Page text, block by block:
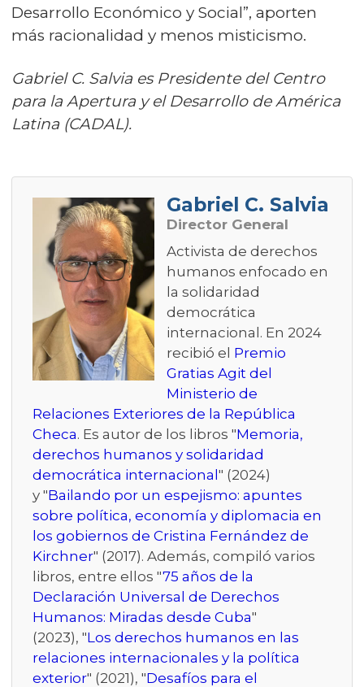
Desarrollo Económico y Social”, aporten
más racionalidad y menos misticismo.
Gabriel C. Salvia es Presidente del Centro
para la Apertura y el Desarrollo de América
Latina (CADAL).
Gabriel C. Salvia
Director General
Activista de derechos
humanos enfocado en
la solidaridad
democrática
internacional. En 2024
recibió el Premio
Gratias Agit del
Ministerio de
Relaciones Exteriores de la República
Checa. Es autor de los libros "Memoria,
derechos humanos y solidaridad
democrática internacional " (2024)
y "Bailando por un espejismo: apuntes
sobre política, economía y diplomacia en
los gobiernos de Cristina Fernández de
Kirchner" (2017). Además, compiló varios
libros, entre ellos "75 años de la
Declaración Universal de Derechos
Humanos: Miradas desde Cuba"
(2023), "Los derechos humanos en las
relaciones internacionales y la política
exterior" (2021), "Desafíos para el